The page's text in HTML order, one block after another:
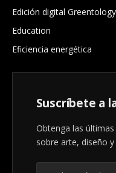
Edición digital Greentology
Education
Eficiencia energética
Suscríbete a
Obtenga las
sobre arte, diseño